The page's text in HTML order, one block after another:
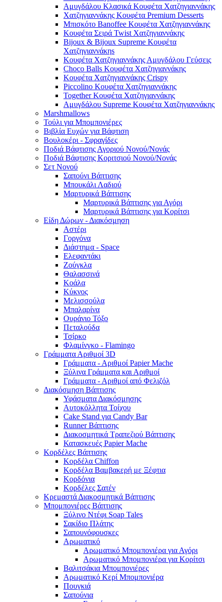
Αμυγδάλου Κλασικά Κουφέτα Χατζηγιαννάκης
Χατζηγιαννάκης Κουφέτα Premium Desserts
Μπισκότο Banoffee Κουφέτα Χατζηγιαννάκης
Κουφέτα Σειρά Twist Χατζηγιαννάκης
Bijoux & Bijoux Supreme Κουφέτα
Χατζηγιαννάκηs
Κουφέτα Χατζηγιαννάκης Αμυγδάλου Γεύσεις
Choco Balls Κουφέτα Χατζηγιαννάκης
Κουφέτα Χατζηγιαννάκης Crispy
Piccolino Κουφέτα Χατζηγιαννάκης
Together Κουφέτα Χατζηγιαννάκης
Αμυγδάλου Supreme Κουφέτα Χατζηγιαννάκης
Marshmallows
Τούλι για Μπομπονιέρες
Βιβλία Ευχών για Βάφτιση
Βουλοκέρι - Σφραγίδες
Ποδιά Βάφτισης Αγοριού Νονού/Νονάς
Ποδιά Βάφτισης Κοριτσιού Νονού/Νονάς
Σετ Νονού
Σαπούνι Βάπτισης
Μπουκάλι Λαδιού
Μαρτυρικά Βάπτισης
Μαρτυρικά Βάπτισης για Αγόρι
Μαρτυρικά Βάπτισης για Κορίτσι
Είδη Δώρων - Διακόσμηση
Αστέρι
Γοργόνα
Διάστημα - Space
Ελεφαντάκι
Ζούγκλα
Θαλασσινά
Κοάλα
Κύκνος
Μελισσούλα
Μπαλαρίνα
Ουράνιο Τόξο
Πεταλούδα
Τσίρκο
Φλαμίνγκο - Flamingo
Γράμματα Αριθμοί 3D
Γράμματα - Αριθμοί Papier Mache
Ξύλινα Γράμματα και Αριθμοί
Γράμματα - Αριθμοί από Φελιζόλ
Διακόσμηση Βάπτισης
Υφάσματα Διακόσμησης
Αυτοκόλλητα Τοίχου
Cake Stand για Candy Bar
Runner Βάπτισης
Διακοσμητικά Τραπεζιού Βάπτισης
Κατασκευές Papier Mache
Κορδέλες Βάπτισης
Κορδέλα Chiffon
Κορδέλα Βαμβακερή με Ξέφτια
Κορδόνια
Κορδέλες Σατέν
Κρεμαστά Διακοσμητικά Βάπτισης
Μπομπονιέρες Βάπτισης
Ξύλινο Ντέφι Soap Tales
Σακίδιο Πλάτης
Σαπουνόφουσκες
Αρωματικό
Αρωματικό Μπομπονιέρα για Αγόρι
Αρωματικό Μπομπονιέρα για Κορίτσι
Βαλιτσάκια Μπομπονιέρες
Αρωματικό Κερί Μπομπονιέρα
Πουγκιά
Σαπούνια